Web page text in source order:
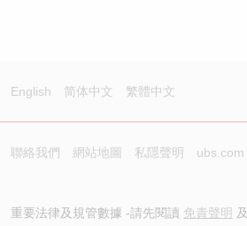
English 简体中文 繁體中文
聯絡我們 網站地圖 私隱聲明 ubs.com
重要法律及規管數據 -請先閱讀 免責聲明 及